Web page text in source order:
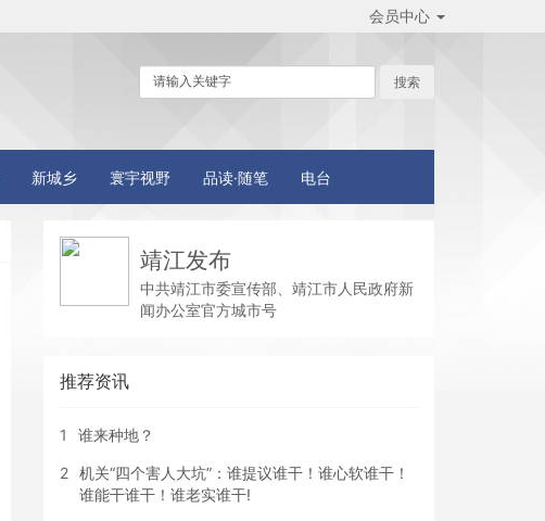
会员中心
新城乡 寰宇视野 品读·随笔 电台
靖江发布
中共靖江市委宣传部、靖江市人民政府新
闻办公室官方城市号
推荐资讯
1 谁来种地？
2 机关“四个害人大坑”：谁提议谁干！谁心软谁干！
谁能干谁干！谁老实谁干!